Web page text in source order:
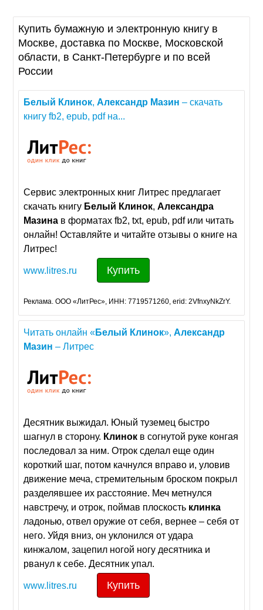
Купить бумажную и электронную книгу в
Москве, доставка по Москве, Московской
области, в Санкт-Петербурге и по всей
России
Белый Клинок,Александр Мазин – скачать
книгу fb2, epub, pdf на...
Сервис электронных книг Литрес предлагает
скачать книгу Белый Клинок,Александра
Мазина в форматах fb2, txt, epub, pdf или читать
онлайн! Оставляйте и читайте отзывы о книге на
Литрес!
www.litres.ru Купить
Реклама. ООО «ЛитРес», ИНН: 7719571260, erid: 2VfnxyNkZrY.
Читать онлайн «Белый Клинок»,Александр
Мазин – Литрес
Десятник выжидал. Юный туземец быстро
шагнул в сторону. Клинок в согнутой руке конгая
последовал за ним. Отрок сделал еще один
короткий шаг, потом качнулся вправо и, уловив
движение меча, стремительным броском покрыл
разделявшее их расстояние. Меч метнулся
навстречу, и отрок, поймав плоскость клинка
ладонью, отвел оружие от себя, вернее – себя от
него. Уйдя вниз, он уклонился от удара
кинжалом, зацепил ногой ногу десятника и
рванул к себе. Десятник упал.
www.litres.ru Купить